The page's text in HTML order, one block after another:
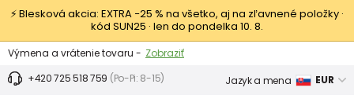
⚡ Blesková akcia: EXTRA −25 % na všetko, aj na zľavnené položky ·
kód SUN25 · len do pondelka 10. 8.
Výmena a vrátenie tovaru - Zobraziť
Zľava 3,80 EUR na prvý nákup - Podmienky
+420 725 518 759 (Po-Pi: 8-15) Jazyk a mena EUR